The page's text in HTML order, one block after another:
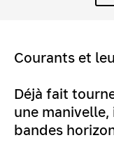
Courants et
Déjà fait
une
bandes